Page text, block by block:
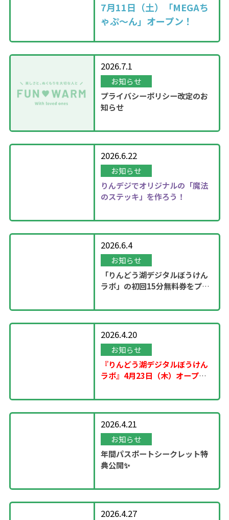
7月11日（土）「MEGAち
ゃぷ～ん」オープン！
2026.7.1
お知らせ
プライバシーポリシー改定のお
知らせ
2026.6.22
お知らせ
りんデジでオリジナルの「魔法
のステッキ」を作ろう！
2026.6.4
お知らせ
「りんどう湖デジタルぼうけん
ラボ」の初回15分無料券をプレ
2026.4.20
お知らせ
『りんどう湖デジタルぼうけん
ラボ』4月23日（木）オープ
2026.4.21
お知らせ
年間パスポートシークレット特
典公開✨
2026.4.27